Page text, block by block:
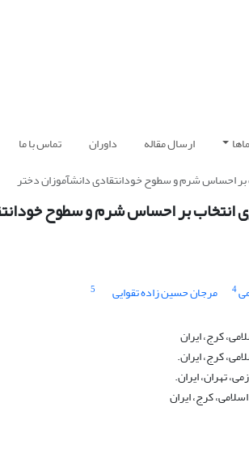
ارسال مقاله داوران
تماس با ما
احساس شرم و سطوح خودانتقادی دانشآموزان دختر
بر احساس شرم و سطوح
4 مرجان حسین زاده تقوایی
5
کرج، ایران
کرج، ایران.
تهران، ایران.